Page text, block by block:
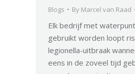
Blogs By Marcel van Raad
Elk bedrijf met
gebruikt worden loopt
legionella-uitbraak
eens in de zoveel tijd